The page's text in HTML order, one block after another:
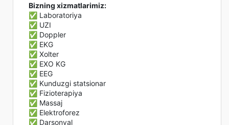
Bizning xizmatlarimiz:
✅ Laboratoriya
✅ UZI
✅ Doppler
✅ EKG
✅ Xolter
✅ EXO KG
✅ EEG
✅ Kunduzgi statsionar
✅ Fizioterapiya
✅ Massaj
✅ Elektroforez
✅ Darsonval